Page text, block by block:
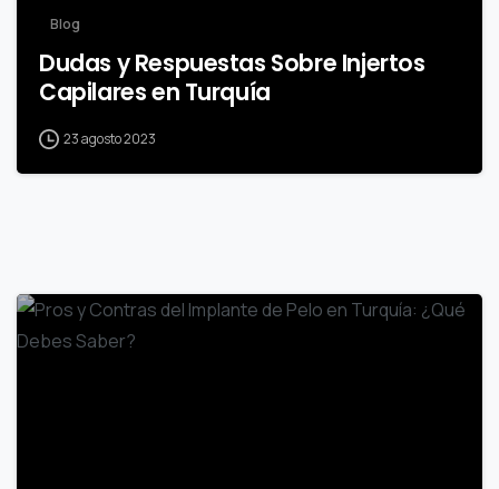
Blog
Dudas y Respuestas Sobre Injertos
Capilares en Turquía
23 agosto 2023